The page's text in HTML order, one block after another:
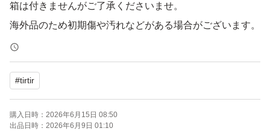
箱は付きませんがご了承くださいませ。
海外品のため初期傷や汚れなどがある場合がございます。
発送中のトラブルや事故等の責任はこちらではいっさい負
えませんのでご了承くださいませ。
上記に対してご理解のある方のみのご購入よろしくお願い
いたします。神経質な方はご遠慮くださいませ。
#tirtir
購入日時： 2026年6月15日 08:50
出品日時： 2026年6月9日 01:10